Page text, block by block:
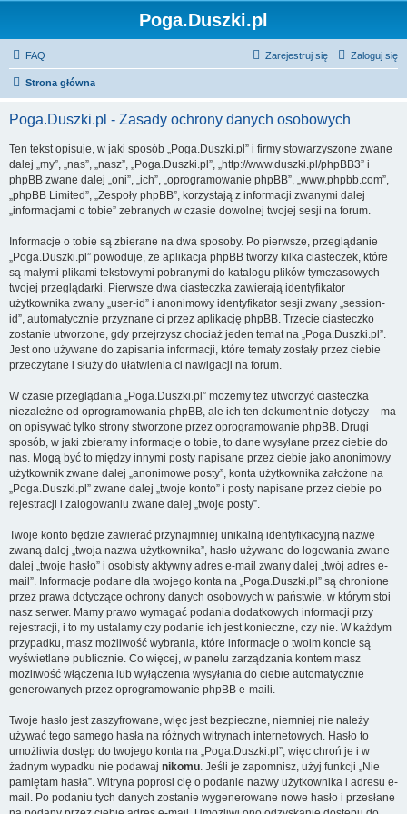
Poga.Duszki.pl
FAQ Zaloguj się
Zarejestruj się
Strona główna
Poga.Duszki.pl - Zasady ochrony danych osobowych
Ten tekst opisuje, w jaki sposób „Poga.Duszki.pl” i firmy stowarzyszone zwane
dalej „my”, „nas”, „nasz”, „Poga.Duszki.pl”, „http://www.duszki.pl/phpBB3” i
phpBB zwane dalej „oni”, „ich”, „oprogramowanie phpBB”, „www.phpbb.com”,
„phpBB Limited”, „Zespoły phpBB”, korzystają z informacji zwanymi dalej
„informacjami o tobie” zebranych w czasie dowolnej twojej sesji na forum.
Informacje o tobie są zbierane na dwa sposoby. Po pierwsze, przeglądanie
„Poga.Duszki.pl” powoduje, że aplikacja phpBB tworzy kilka ciasteczek, które
są małymi plikami tekstowymi pobranymi do katalogu plików tymczasowych
twojej przeglądarki. Pierwsze dwa ciasteczka zawierają identyfikator
użytkownika zwany „user-id” i anonimowy identyfikator sesji zwany „session-
id”, automatycznie przyznane ci przez aplikację phpBB. Trzecie ciasteczko
zostanie utworzone, gdy przejrzysz chociaż jeden temat na „Poga.Duszki.pl”.
Jest ono używane do zapisania informacji, które tematy zostały przez ciebie
przeczytane i służy do ułatwienia ci nawigacji na forum.
W czasie przeglądania „Poga.Duszki.pl” możemy też utworzyć ciasteczka
niezależne od oprogramowania phpBB, ale ich ten dokument nie dotyczy – ma
on opisywać tylko strony stworzone przez oprogramowanie phpBB. Drugi
sposób, w jaki zbieramy informacje o tobie, to dane wysyłane przez ciebie do
nas. Mogą być to między innymi posty napisane przez ciebie jako anonimowy
użytkownik zwane dalej „anonimowe posty”, konta użytkownika założone na
„Poga.Duszki.pl” zwane dalej „twoje konto” i posty napisane przez ciebie po
rejestracji i zalogowaniu zwane dalej „twoje posty”.
Twoje konto będzie zawierać przynajmniej unikalną identyfikacyjną nazwę
zwaną dalej „twoja nazwa użytkownika”, hasło używane do logowania zwane
dalej „twoje hasło” i osobisty aktywny adres e-mail zwany dalej „twój adres e-
mail”. Informacje podane dla twojego konta na „Poga.Duszki.pl” są chronione
przez prawa dotyczące ochrony danych osobowych w państwie, w którym stoi
nasz serwer. Mamy prawo wymagać podania dodatkowych informacji przy
rejestracji, i to my ustalamy czy podanie ich jest konieczne, czy nie. W każdym
przypadku, masz możliwość wybrania, które informacje o twoim koncie są
wyświetlane publicznie. Co więcej, w panelu zarządzania kontem masz
możliwość włączenia lub wyłączenia wysyłania do ciebie automatycznie
generowanych przez oprogramowanie phpBB e-maili.
Twoje hasło jest zaszyfrowane, więc jest bezpieczne, niemniej nie należy
używać tego samego hasła na różnych witrynach internetowych. Hasło to
umożliwia dostęp do twojego konta na „Poga.Duszki.pl”, więc chroń je i w
żadnym wypadku nie podawaj nikomu. Jeśli je zapomnisz, użyj funkcji „Nie
pamiętam hasła”. Witryna poprosi cię o podanie nazwy użytkownika i adresu e-
mail. Po podaniu tych danych zostanie wygenerowane nowe hasło i przesłane